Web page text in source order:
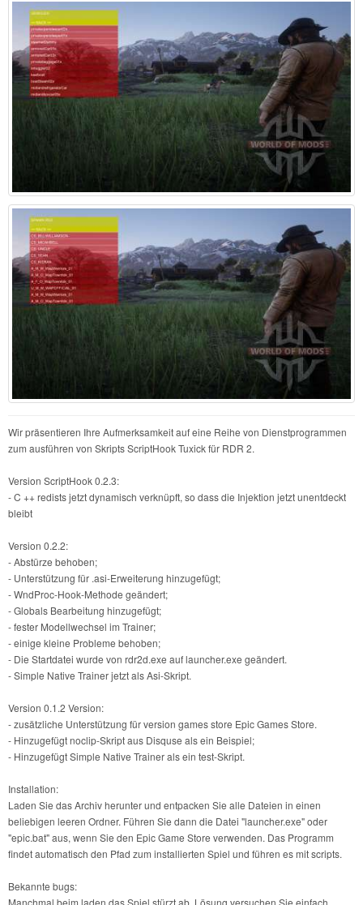
Wir präsentieren Ihre Aufmerksamkeit auf eine Reihe von Dienstprogrammen
zum ausführen von Skripts ScriptHook Tuxick für RDR 2.
Version ScriptHook 0.2.3:
- C ++ redists jetzt dynamisch verknüpft, so dass die Injektion jetzt unentdeckt
bleibt
Version 0.2.2:
- Abstürze behoben;
- Unterstützung für .asi-Erweiterung hinzugefügt;
- WndProc-Hook-Methode geändert;
- Globals Bearbeitung hinzugefügt;
- fester Modellwechsel im Trainer;
- einige kleine Probleme behoben;
- Die Startdatei wurde von rdr2d.exe auf launcher.exe geändert.
- Simple Native Trainer jetzt als Asi-Skript.
Version 0.1.2 Version:
- zusätzliche Unterstützung für version games store Epic Games Store.
- Hinzugefügt noclip-Skript aus Disquse als ein Beispiel;
- Hinzugefügt Simple Native Trainer als ein test-Skript.
Installation:
Laden Sie das Archiv herunter und entpacken Sie alle Dateien in einen
beliebigen leeren Ordner. Führen Sie dann die Datei "launcher.exe" oder
"epic.bat" aus, wenn Sie den Epic Game Store verwenden. Das Programm
findet automatisch den Pfad zum installierten Spiel und führen es mit scripts.
Bekannte bugs:
Manchmal beim laden das Spiel stürzt ab. Lösung versuchen Sie einfach,